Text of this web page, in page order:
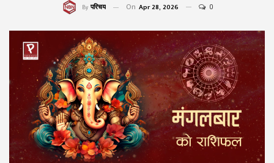
By परिचय On Apr 28, 2026 0